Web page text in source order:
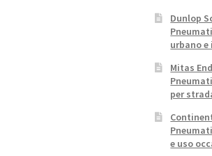
Dunlop
urbano
Mitas
per
e uso